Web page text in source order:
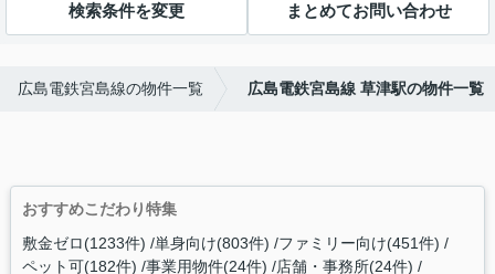
検索条件を変更 まとめてお問い合わせ
広島電鉄宮島線の物件一覧 広島電鉄宮島線 草津駅の物件一覧
おすすめこだわり特集
敷金ゼロ(1233件) 単身向け(803件) ファミリー向け(451件)
ペット可(182件) 事業用物件(24件) 店舗・事務所(24件)